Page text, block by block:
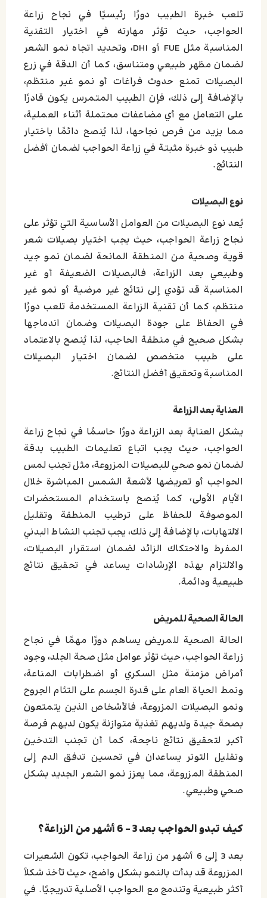
تلعب خبرة الطبيب دورًا رئيسيًا في نجاح زراعة
الحواجب، حيث تؤثر مهارته في اختيار التقنية
المناسبة مثل FUE أو DHI، وتحديد اتجاه نمو الشعر
لضمان مظهر طبيعي ومتناسق، كما أن الدقة في زرع
البصيلات تمنع حدوث فراغات أو نمو غير منتظم،
بالإضافة إلى ذلك، فإن الطبيب المتمرس يكون قادرًا
على التعامل مع أي مضاعفات محتملة أثناء العملية،
مما يزيد من فرص نجاحها، لذا يُنصح دائمًا باختيار
طبيب ذو خبرة مثبتة في زراعة الحواجب لضمان أفضل
النتائج.
نوع البصيلات
يُعد نوع البصيلات من العوامل الأساسية التي تؤثر على
نجاح زراعة الحواجب، حيث يجب اختيار بصيلات شعر
قوية وصحية من المنطقة المانحة لضمان نمو جيد
وطبيعي بعد الزراعة، فالبصيلات الضعيفة أو غير
المناسبة قد تؤدي إلى نتائج غير مرضية أو نمو غير
منتظم، كما أن تقنية الزراعة المستخدمة تلعب دورًا
في الحفاظ على جودة البصيلات وضمان اندماجها
بشكل صحيح في منطقة الحاجب، لذا يُنصح بالاعتماد
على طبيب متخصص لضمان اختيار البصيلات
المناسبة وتحقيق أفضل النتائج.
العناية بعد الزراعة
يشكل العناية بعد الزراعة دورًا حاسمًا في نجاح زراعة
الحواجب، حيث يجب اتباع تعليمات الطبيب بدقة
لضمان نمو صحي للبصيلات المزروعة، مثل تجنب لمس
الحواجب أو تعريضها لأشعة الشمس المباشرة خلال
الأيام الأولى، كما يُنصح باستخدام المستحضرات
الموصوفة للحفاظ على ترطيب المنطقة وتقليل
الالتهابات، بالإضافة إلى ذلك، يجب تجنب النشاط البدني
المفرط والاحتكاك الزائد لضمان استقرار البصيلات،
والالتزام بهذه الإرشادات يساعد في تحقيق نتائج
طبيعية ودائمة.
الحالة الصحية للمريض
الحالة الصحية للمريض يساهم دورًا مهمًا في نجاح
زراعة الحواجب، حيث تؤثر عوامل مثل صحة الجلد، وجود
أمراض مزمنة مثل السكري أو اضطرابات المناعة،
ونمط الحياة العام على قدرة الجسم على التئام الجروح
ونمو البصيلات المزروعة، فالأشخاص الذين يتمتعون
بصحة جيدة ولديهم تغذية متوازنة يكون لديهم فرصة
أكبر لتحقيق نتائج ناجحة، كما أن تجنب التدخين
وتقليل التوتر يساعدان في تحسين تدفق الدم إلى
المنطقة المزروعة، مما يعزز نمو الشعر الجديد بشكل
صحي وطبيعي.
كيف تبدو الحواجب بعد 3 – 6 أشهر من الزراعة؟
بعد 3 إلى 6 أشهر من زراعة الحواجب، تكون الشعيرات
المزروعة قد بدأت بالنمو بشكل واضح، حيث تأخذ شكلاً
أكثر طبيعية وتندمج مع الحواجب الأصلية تدريجيًا. في